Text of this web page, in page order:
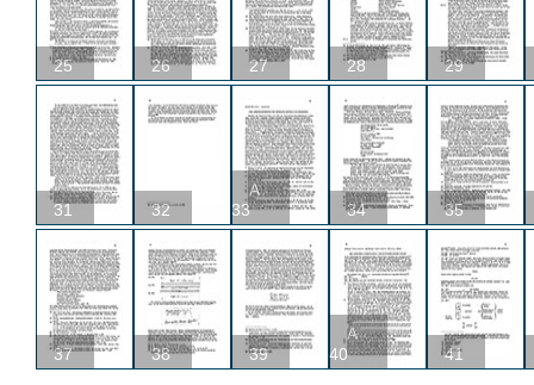
25 26 27 28 29
31 32
A
33
34 35
37 38 39
A
40
41